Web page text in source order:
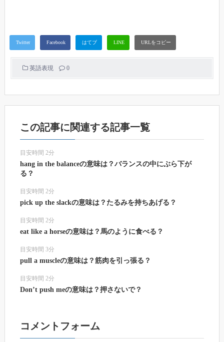
英語表現 0
この記事に関連する記事一覧
目安時間 2分
hang in the balanceの意味は？バランスの中にぶら下が
る？
目安時間 2分
pick up the slackの意味は？たるみを持ちあげる？
目安時間 2分
eat like a horseの意味は？馬のように食べる？
目安時間 3分
pull a muscleの意味は？筋肉を引っ張る？
目安時間 2分
Don’t push meの意味は？押さないで？
コメントフォーム